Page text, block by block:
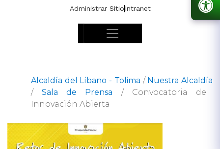
Administrar SitioIntranet
Alcaldía del Líbano - Tolima / Nuestra Alcaldía
/Sala de Prensa / Convocatoria de
Innovación Abierta